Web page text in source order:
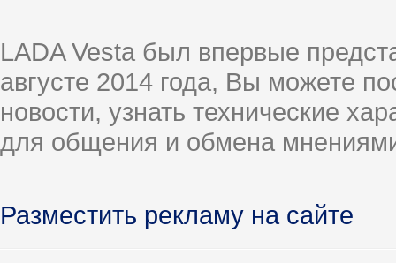
LADA Vesta был впервые
августе 2014 года, Вы можете
новости, узнать технические
для общения и обмена
Разместить рекламу на сайте